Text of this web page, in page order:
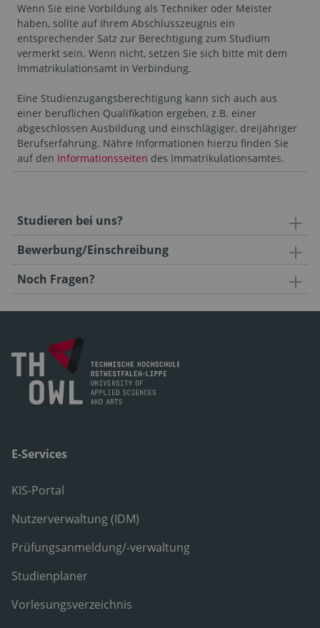
Wenn Sie eine Vorbildung als Techniker oder Meister
haben, sollte auf Ihrem Abschlusszeugnis ein
entsprechender Satz zur Berechtigung zum Studium
vermerkt sein. Wenn nicht, setzen Sie sich bitte mit dem
Immatrikulationsamt in Verbindung.
Eine Studienzugangsberechtigung kann sich auch aus
einer beruflichen Qualifikation ergeben, z.B. einer
abgeschlossen Ausbildung und einschlägiger, dreijähriger
Berufserfahrung. Nähre Informationen hierzu finden Sie
auf den Informationsseiten des Immatrikulationsamtes.
Studieren bei uns?
Bewerbung/Einschreibung
Noch Fragen?
E-Services
KIS-Portal
Nutzerverwaltung (IDM)
Prüfungsanmeldung/-verwaltung
Studienplaner
Vorlesungsverzeichnis